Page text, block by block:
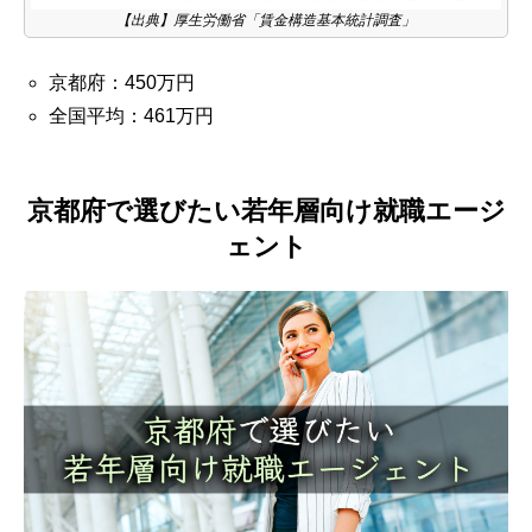
【出典】厚生労働省「賃金構造基本統計調査」
京都府：450万円
全国平均：461万円
京都府で選びたい若年層向け就職エージ
ェント